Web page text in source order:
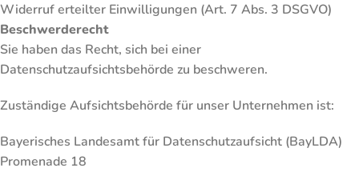
Widerruf erteilter Einwilligungen (Art. 7 Abs. 3 DSGVO)
Beschwerderecht
Sie haben das Recht, sich bei einer
Datenschutzaufsichtsbehörde zu beschweren.
Zuständige Aufsichtsbehörde für unser Unternehmen ist:
Bayerisches Landesamt für Datenschutzaufsicht (BayLDA)
Promenade 18